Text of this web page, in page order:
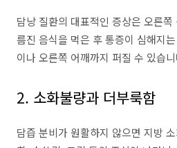
담낭 질환의 대표적인 증상은 오른
름진 음식을 먹은 후 통증이 심해지
이나 오른쪽 어깨까지 퍼질 수 있습
2. 소화불량과 더부룩함
담즙 분비가 원활하지 않으면 지방